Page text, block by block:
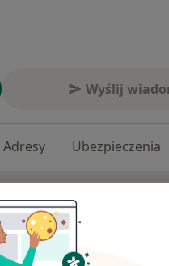
Wyślij
Adresy Ubezpieczenia